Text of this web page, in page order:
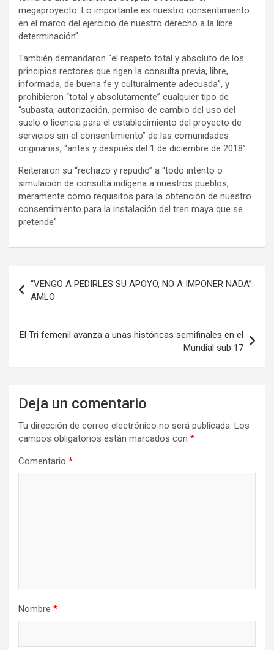
megaproyecto. Lo importante es nuestro consentimiento
en el marco del ejercicio de nuestro derecho a la libre
determinación”.
También demandaron “el respeto total y absoluto de los
principios rectores que rigen la consulta previa, libre,
informada, de buena fe y culturalmente adecuada”, y
prohibieron “total y absolutamente” cualquier tipo de
“subasta, autorización, permiso de cambio del uso del
suelo o licencia para el establecimiento del proyecto de
servicios sin el consentimiento” de las comunidades
originarias, “antes y después del 1 de diciembre de 2018”.
Reiteraron su “rechazo y repudio” a “todo intento o
simulación de consulta indígena a nuestros pueblos,
meramente como requisitos para la obtención de nuestro
consentimiento para la instalación del tren maya que se
pretende”
de
entradas
“VENGO A PEDIRLES SU APOYO, NO A IMPONER NADA”:
AMLO
El Tri femenil avanza a unas históricas semifinales en el
Mundial sub 17
Deja un comentario
Tu dirección de correo electrónico no será publicada. Los
campos obligatorios están marcados con *
Comentario *
Nombre *